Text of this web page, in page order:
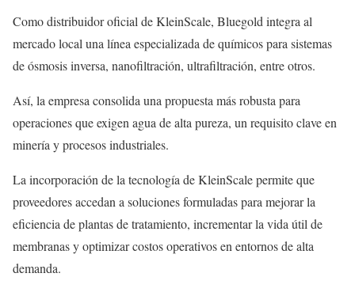
Como distribuidor oficial de KleinScale, Bluegold integra al
mercado local una línea especializada de químicos para sistemas
de ósmosis inversa, nanofiltración, ultrafiltración, entre otros.
Así, la empresa consolida una propuesta más robusta para
operaciones que exigen agua de alta pureza, un requisito clave en
minería y procesos industriales.
La incorporación de la tecnología de KleinScale permite que
proveedores accedan a soluciones formuladas para mejorar la
eficiencia de plantas de tratamiento, incrementar la vida útil de
membranas y optimizar costos operativos en entornos de alta
demanda.